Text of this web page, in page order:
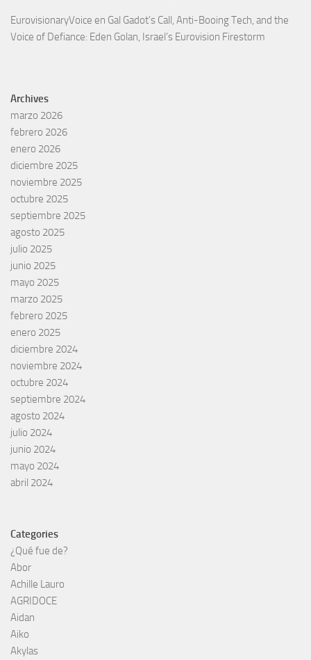
EurovisionaryVoice en Gal Gadot’s Call, Anti-Booing Tech, and the
Voice of Defiance: Eden Golan, Israel’s Eurovision Firestorm
Archives
marzo 2026
febrero 2026
enero 2026
diciembre 2025
noviembre 2025
octubre 2025
septiembre 2025
agosto 2025
julio 2025
junio 2025
mayo 2025
marzo 2025
febrero 2025
enero 2025
diciembre 2024
noviembre 2024
octubre 2024
septiembre 2024
agosto 2024
julio 2024
junio 2024
mayo 2024
abril 2024
Categories
¿Qué fue de?
Abor
Achille Lauro
AGRIDOCE
Aidan
Aiko
Akylas